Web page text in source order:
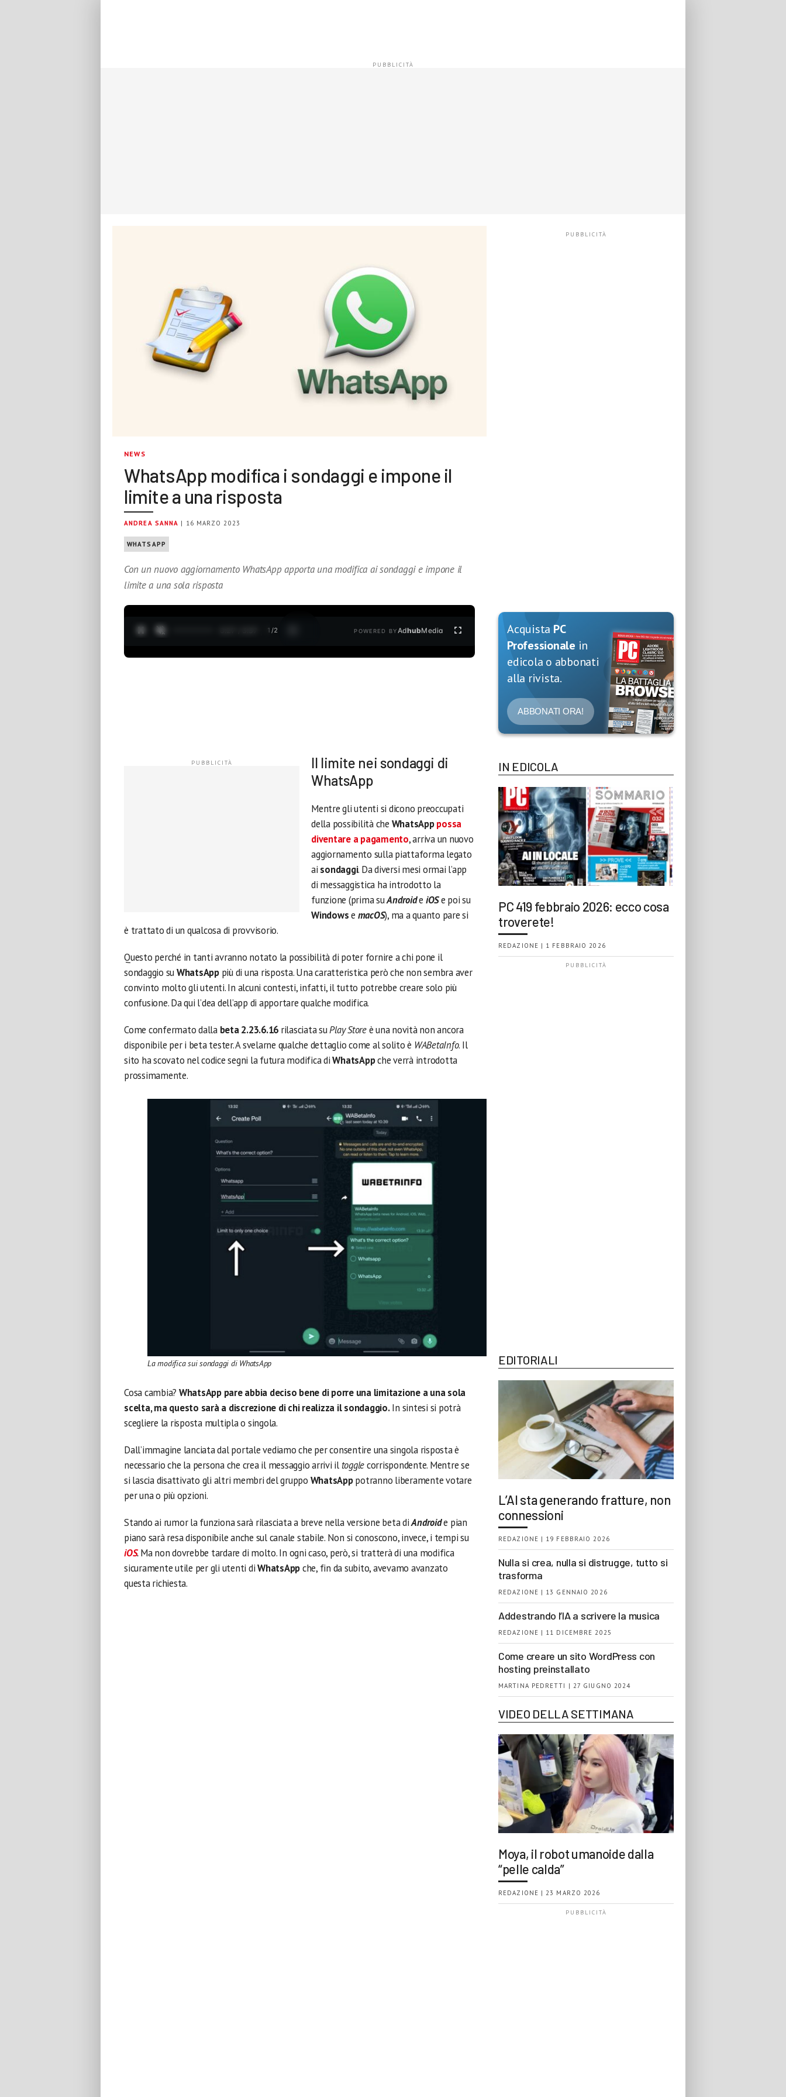
NEWS
WhatsApp modifica i sondaggi e impone il
limite a una risposta
ANDREA SANNA | 16 MARZO 2023
WHATSAPP
Con un nuovo aggiornamento WhatsApp apporta una modifica ai sondaggi e impone il
limite a una sola risposta
1 /2 POWERED BYAdhubMedia
Il limite nei sondaggi di
WhatsApp
Mentre gli utenti si dicono preoccupati
della possibilità che WhatsApppossa
diventare a pagamento, arriva un nuovo
aggiornamento sulla piattaforma legato
ai sondaggi. Da diversi mesi ormai l’app
di messaggistica ha introdotto la
funzione (prima suAndroide iOSe poi su
Windowse macOS), ma a quanto pare si
è trattato di un qualcosa di provvisorio.
Questo perché in tanti avranno notato la possibilità di poter fornire a chi pone il
sondaggio suWhatsApp più di una risposta. Una caratteristica però che non sembra aver
convinto molto gli utenti. In alcuni contesti, infatti, il tutto potrebbe creare solo più
confusione. Da qui l’dea dell’app di apportare qualche modifica.
Come confermato dalla beta 2.23.6.16 rilasciata suPlay Storeè una novità non ancora
disponibile per i beta tester. A svelarne qualche dettaglio come al solito è WABetaInfo. Il
sito ha scovato nel codice segni la futura modifica diWhatsAppche verrà introdotta
prossimamente.
La modifica sui sondaggi di WhatsApp
Cosa cambia? WhatsApp pare abbia deciso bene di porre una limitazione a una sola
scelta, ma questo sarà a discrezione di chi realizza il sondaggio.In sintesi si potrà
scegliere la risposta multipla o singola.
Dall’immagine lanciata dal portale vediamo che per consentire una singola risposta è
necessario che la persona che crea il messaggio arrivi il togglecorrispondente. Mentre se
si lascia disattivato gli altri membri del gruppo WhatsApppotranno liberamente votare
per una o più opzioni.
Stando ai rumor la funziona sarà rilasciata a breve nella versione beta diAndroide pian
piano sarà resa disponibile anche sul canale stabile. Non si conoscono, invece, i tempi su
iOS.Ma non dovrebbe tardare di molto. In ogni caso, però, si tratterà di una modifica
sicuramente utile per gli utenti diWhatsAppche, fin da subito, avevamo avanzato
questa richiesta.
Acquista PC
Professionale in
edicola o abbonati
alla rivista.
ABBONATI ORA!
IN EDICOLA
PC 419 febbraio 2026: ecco cosa
troverete!
REDAZIONE | 1 FEBBRAIO 2026
EDITORIALI
L’AI sta generando fratture, non
connessioni
REDAZIONE | 19 FEBBRAIO 2026
Nulla si crea, nulla si distrugge, tutto si
trasforma
REDAZIONE | 13 GENNAIO 2026
Addestrando l’IA a scrivere la musica
REDAZIONE | 11 DICEMBRE 2025
Come creare un sito WordPress con
hosting preinstallato
MARTINA PEDRETTI | 27 GIUGNO 2024
VIDEO DELLA SETTIMANA
Moya, il robot umanoide dalla
“pelle calda”
REDAZIONE | 23 MARZO 2026